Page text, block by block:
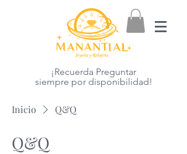
¡Recuerda Preguntar
siempre por disponibilidad!
Inicio Q&Q
Q&Q